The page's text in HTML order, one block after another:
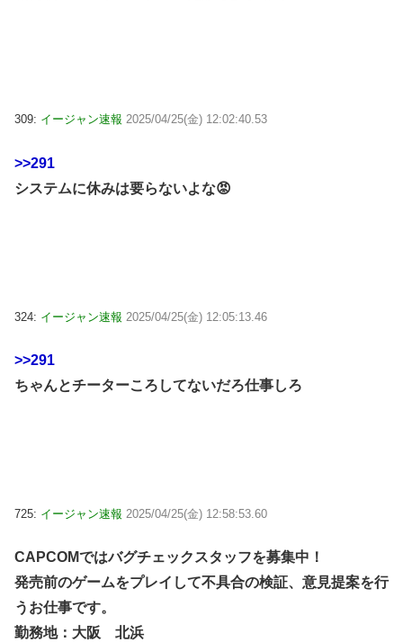
309: イージャン速報 2025/04/25(金) 12:02:40.53
>>291
システムに休みは要らないよな😡
324: イージャン速報 2025/04/25(金) 12:05:13.46
>>291
ちゃんとチーターころしてないだろ仕事しろ
725: イージャン速報 2025/04/25(金) 12:58:53.60
CAPCOMではバグチェックスタッフを募集中！
発売前のゲームをプレイして不具合の検証、意見提案を行
うお仕事です。
勤務地：大阪 北浜